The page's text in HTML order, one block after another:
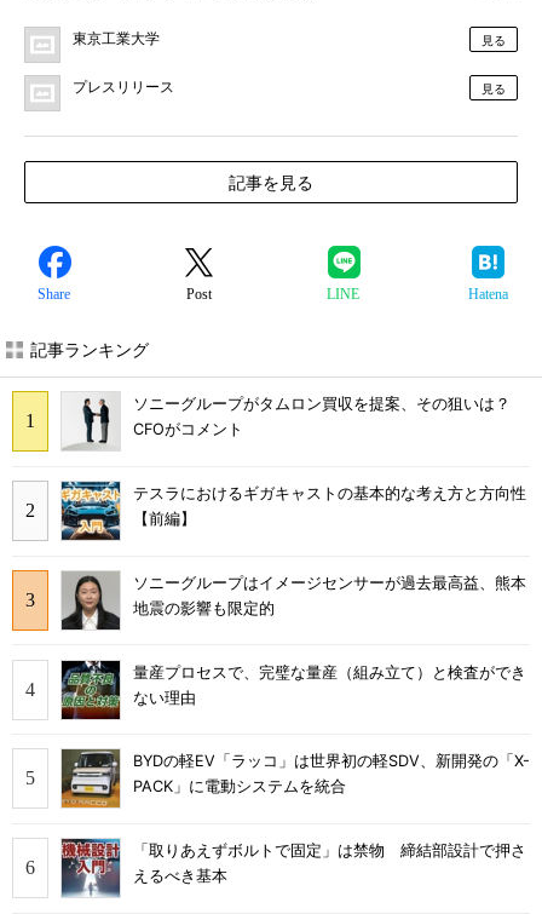
東京工業大学 見る
プレスリリース 見る
記事を見る
Share Post LINE Hatena
記事ランキング
ソニーグループがタムロン買収を提案、その狙いは？
CFOがコメント
テスラにおけるギガキャストの基本的な考え方と方向性
【前編】
ソニーグループはイメージセンサーが過去最高益、熊本
地震の影響も限定的
量産プロセスで、完璧な量産（組み立て）と検査ができ
ない理由
BYDの軽EV「ラッコ」は世界初の軽SDV、新開発の「X-
PACK」に電動システムを統合
「取りあえずボルトで固定」は禁物 締結部設計で押さ
えるべき基本